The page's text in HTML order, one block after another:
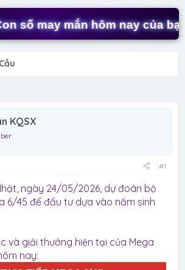
i
số may mắn hôm nay của bạn là:
KQSX
#1
ngày 24/05/2026, dự đoán bộ
6/45 để đầu tư dựa vào năm sinh
và giải thưởng hiện tại của Mega
nay: